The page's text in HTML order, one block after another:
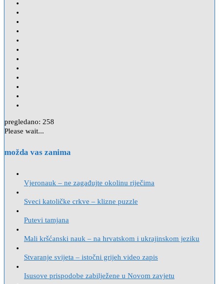
pregledano: 258
Please wait...
možda vas zanima
Vjeronauk – ne zagađujte okolinu riječima
Sveci katoličke crkve – klizne puzzle
Putevi tamjana
Mali kršćanski nauk – na hrvatskom i ukrajinskom jeziku
Stvaranje svijeta – istočni grijeh video zapis
Isusove prispodobe zabilježene u Novom zavjetu